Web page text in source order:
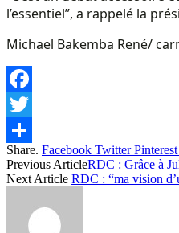
l’essentiel”, a rappelé la
Michael Bakemba René/
Facebook
Twitter
Share
Share. Facebook Twitter Pinterest
Previous ArticleRDC : Grâce à
Next Article RDC : “ma vision